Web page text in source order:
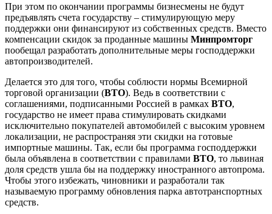
При этом по окончании программы бизнесмены не будут
предъявлять счета государству – стимулирующую меру
поддержки они финансируют из собственных средств. Вместо
компенсации скидок за проданные машины Минпромторг
пообещал разработать дополнительные меры господдержки
автопроизводителей.
Делается это для того, чтобы соблюсти нормы Всемирной
торговой организации (ВТО). Ведь в соответствии с
соглашениями, подписанными Россией в рамках ВТО,
государство не имеет права стимулировать скидками
исключительно покупателей автомобилей с высоким уровнем
локализации, не распространяя эти скидки на готовые
импортные машины. Так, если бы программа господдержки
была объявлена в соответствии с правилами ВТО, то львиная
доля средств ушла бы на поддержку иностранного автопрома.
Чтобы этого избежать, чиновники и разработали так
называемую программу обновления парка автотранспортных
средств.